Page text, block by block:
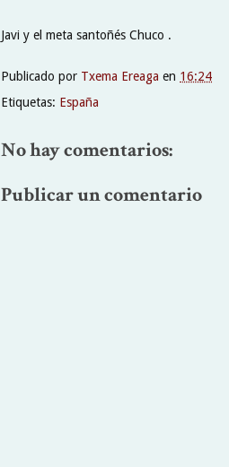
Javi y el meta santoñés Chuco .
Publicado por Txema Ereaga en 16:24
Etiquetas: España
No hay comentarios:
Publicar un comentario